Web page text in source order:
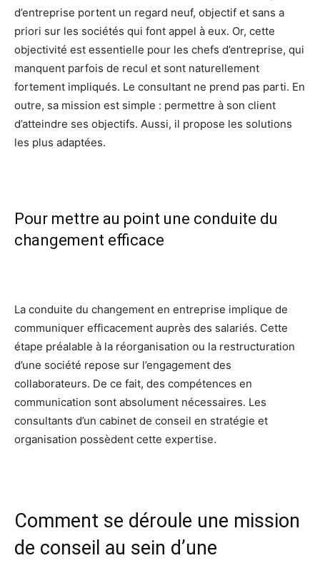
d’entreprise portent un regard neuf, objectif et sans a
priori sur les sociétés qui font appel à eux. Or, cette
objectivité est essentielle pour les chefs d’entreprise, qui
manquent parfois de recul et sont naturellement
fortement impliqués. Le consultant ne prend pas parti. En
outre, sa mission est simple : permettre à son client
d’atteindre ses objectifs. Aussi, il propose les solutions
les plus adaptées.
Pour mettre au point une conduite du
changement efficace
La conduite du changement en entreprise implique de
communiquer efficacement auprès des salariés. Cette
étape préalable à la réorganisation ou la restructuration
d’une société repose sur l’engagement des
collaborateurs. De ce fait, des compétences en
communication sont absolument nécessaires. Les
consultants d’un cabinet de conseil en stratégie et
organisation possèdent cette expertise.
Comment se déroule une mission
de conseil au sein d’une